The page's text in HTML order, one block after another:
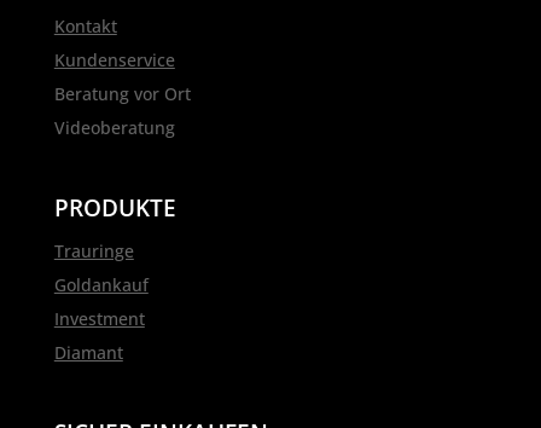
Kontakt
Kundenservice
Beratung vor Ort
Videoberatung
PRODUKTE
Trauringe
Goldankauf
Investment
Diamant